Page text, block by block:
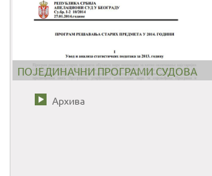
ПОЈЕДИНАЧНИ ПРОГРАМИ СУДОВА
Архива